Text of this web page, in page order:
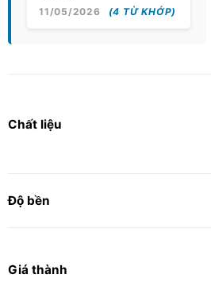
11/05/2026 (4 TỪ KHỚP)
Chất liệu
Độ bền
Giá thành